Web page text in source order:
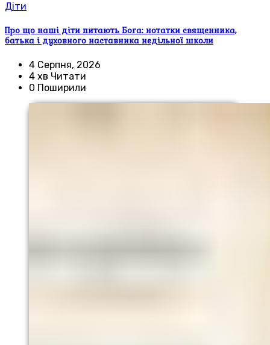
Діти
Про що наші діти питають Бога: нотатки священника,
батька і духовного наставника недільної школи
4 Серпня, 2026
4 хв Читати
0 Поширили